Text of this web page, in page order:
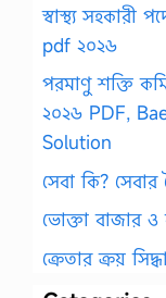
স্বাস্থ্য সহকারী
pdf ২০২৬
পরমাণু শক্তি
২০২৬ PDF,
Solution
সেবা কি? সেবার
ভোক্তা বাজার ও
ক্রেতার ক্রয়